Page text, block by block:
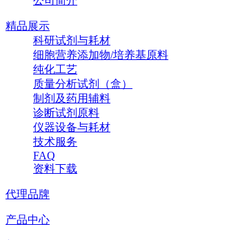
精品展示
科研试剂与耗材
细胞营养添加物/培养基原料
纯化工艺
质量分析试剂（盒）
制剂及药用辅料
诊断试剂原料
仪器设备与耗材
技术服务
FAQ
资料下载
代理品牌
产品中心